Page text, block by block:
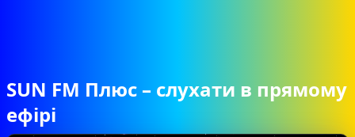
SUN FM Плюс – слухати в прямому
ефірі